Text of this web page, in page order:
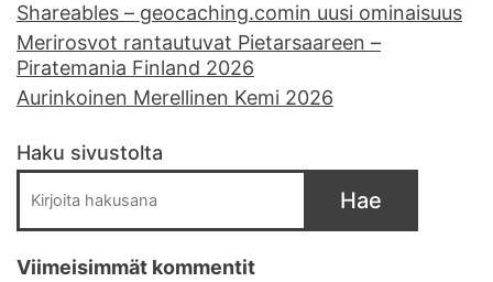
Shareables – geocaching.comin uusi ominaisuus
Merirosvot rantautuvat Pietarsaareen –
Piratemania Finland 2026
Aurinkoinen Merellinen Kemi 2026
Haku sivustolta
Hae
Viimeisimmät kommentit